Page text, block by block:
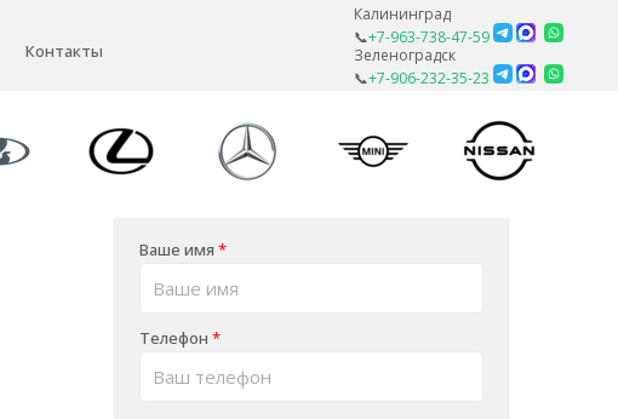
Контакты
Калининград
📞+7-963-738-47-59
Зеленоградск
📞+7-906-232-35-23
Ваше имя*
Телефон*